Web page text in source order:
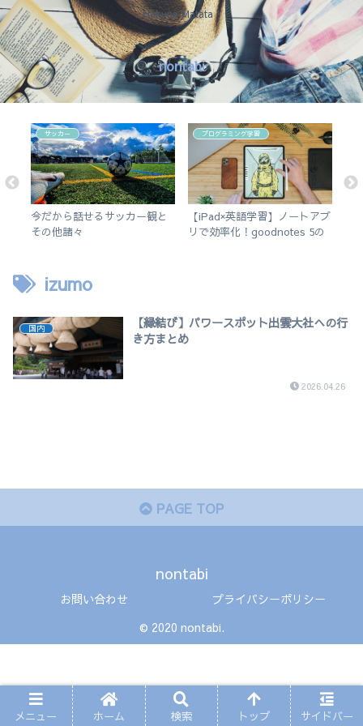
Hakuna Matata !
nontabi
サッカー
今だから話せるサッカー観と
その他諸々
プログラミング学習
【iPad×英語学習】ノートアプ
リで効率化！goodnotes 5の
izumo
国内
【縁結び】パワースポット出雲大社への行
き方まとめ
2026.04.26
PAGE TOP
nontabi
お問い合わせ
プライバシーポリシー
© 2020 nontabi.
メニュー ホーム 検索 トップ サイドバー